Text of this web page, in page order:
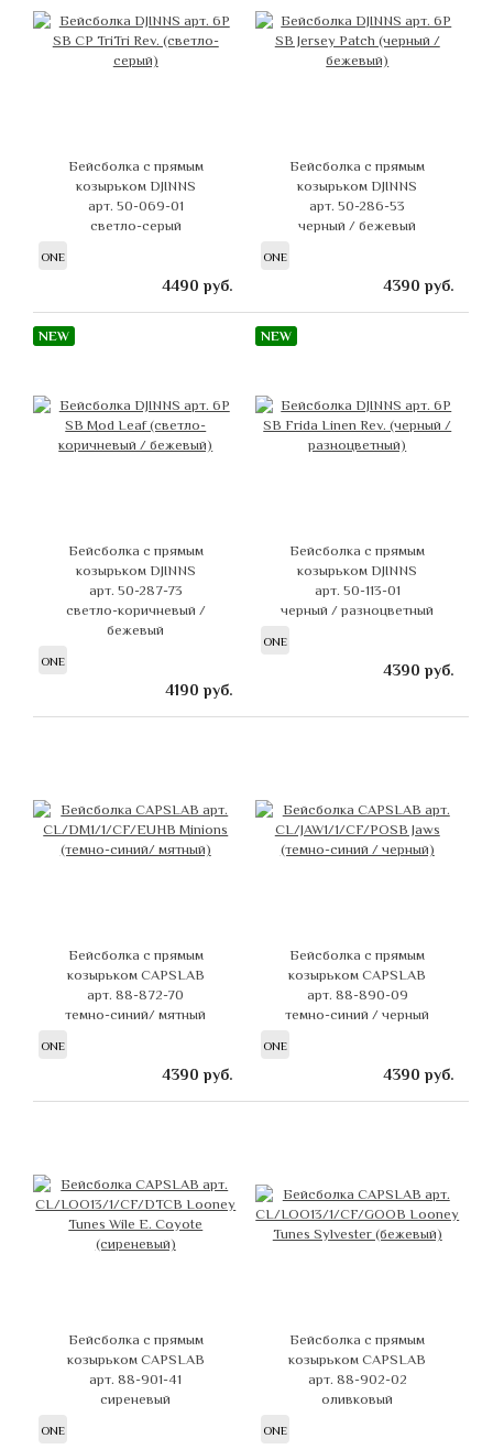
Бейсболка с прямым
козырьком DJINNS
арт. 50-069-01
светло-серый
ONE
4490 руб.
Бейсболка с прямым
козырьком DJINNS
арт. 50-286-53
черный / бежевый
ONE
4390 руб.
NEW
Бейсболка с прямым
козырьком DJINNS
арт. 50-287-73
светло-коричневый /
бежевый
ONE
4190 руб.
NEW
Бейсболка с прямым
козырьком DJINNS
арт. 50-113-01
черный / разноцветный
ONE
4390 руб.
Бейсболка с прямым
козырьком CAPSLAB
арт. 88-872-70
темно-синий/ мятный
ONE
4390 руб.
Бейсболка с прямым
козырьком CAPSLAB
арт. 88-890-09
темно-синий / черный
ONE
4390 руб.
Бейсболка с прямым
козырьком CAPSLAB
арт. 88-901-41
сиреневый
ONE
Бейсболка с прямым
козырьком CAPSLAB
арт. 88-902-02
оливковый
ONE